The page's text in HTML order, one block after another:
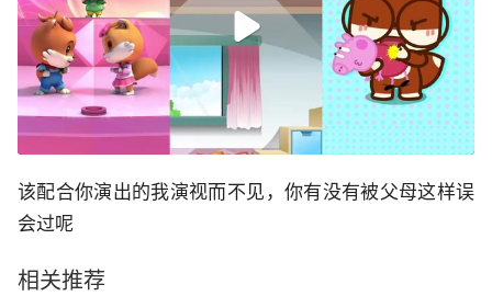
该配合你演出的我演视而不见，你有没有被父母这样误
会过呢
相关推荐